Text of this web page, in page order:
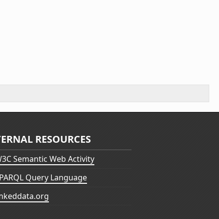
RESOURCES
Semantic Web Activity
Query Language